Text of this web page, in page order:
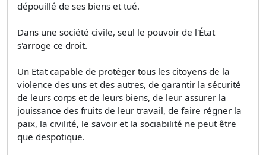
dépouillé de ses biens et tué.
Dans une société civile, seul le pouvoir de l'État
s'arroge ce droit.
Un Etat capable de protéger tous les citoyens de la
violence des uns et des autres, de garantir la sécurité
de leurs corps et de leurs biens, de leur assurer la
jouissance des fruits de leur travail, de faire régner la
paix, la civilité, le savoir et la sociabilité ne peut être
que despotique.